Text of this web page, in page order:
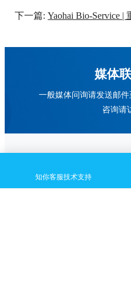
下一篇: Yaohai Bio-Service | 重组
媒体
一般媒体问询请发送邮件
咨询请